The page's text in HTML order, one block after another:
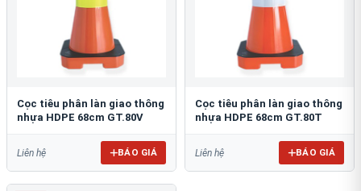
Cọc tiêu phân làn giao thông
nhựa HDPE 68cm GT.80V
Liên hệ BÁO GIÁ
Cọc tiêu phân làn giao thông
nhựa HDPE 68cm GT.80T
Liên hệ BÁO GIÁ